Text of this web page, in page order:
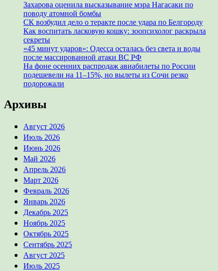
Захарова оценила высказывание мэра Нагасаки по
поводу атомной бомбы
СК возбудил дело о теракте после удара по Белгороду
Как воспитать ласковую кошку: зоопсихолог раскрыла
секреты
«45 минут ударов»: Одесса осталась без света и воды
после массированной атаки ВС РФ
На фоне осенних распродаж авиабилеты по России
подешевели на 11–15%, но вылеты из Сочи резко
подорожали
Архивы
Август 2026
Июль 2026
Июнь 2026
Май 2026
Апрель 2026
Март 2026
Февраль 2026
Январь 2026
Декабрь 2025
Ноябрь 2025
Октябрь 2025
Сентябрь 2025
Август 2025
Июль 2025